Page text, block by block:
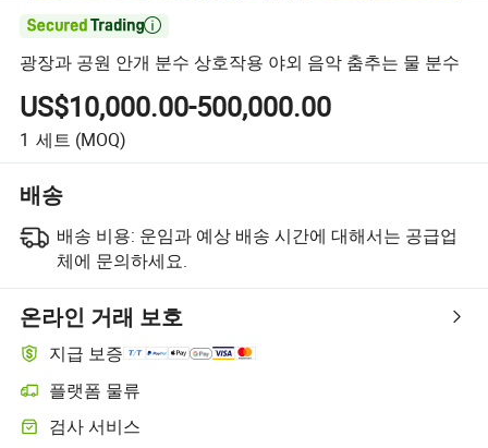

광장과 공원 안개 분수 상호작용 야외 음악 춤추는 물 분수
US$10,000.00-500,000.00
1 세트 (MOQ)
배송
배송 비용: 운임과 예상 배송 시간에 대해서는 공급업
체에 문의하세요.
온라인 거래 보호
지급 보증
플랫폼 물류
검사 서비스